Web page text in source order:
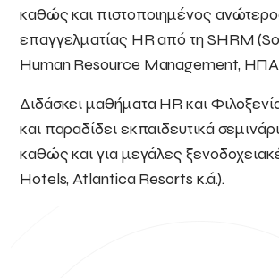
καθώς και πιστοποιημένος
επαγγελματίας HR από τη SHRM
Human Resource Management,
Διδάσκει μαθήματα HR και
και παραδίδει εκπαιδευτικά
καθώς και για μεγάλες
Hotels, Atlantica Resorts κ.ά.).